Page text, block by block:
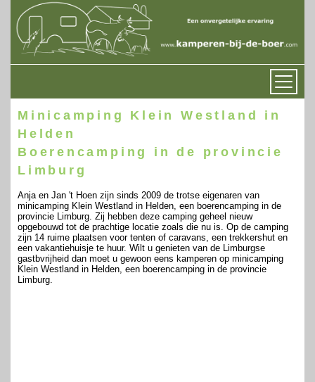
Minicamping Klein Westland in
Helden
Boerencamping in de provincie
Limburg
Anja en Jan 't Hoen zijn sinds 2009 de trotse eigenaren van
minicamping Klein Westland in Helden, een boerencamping in de
provincie Limburg. Zij hebben deze camping geheel nieuw
opgebouwd tot de prachtige locatie zoals die nu is. Op de camping
zijn 14 ruime plaatsen voor tenten of caravans, een trekkershut en
een vakantiehuisje te huur. Wilt u genieten van de Limburgse
gastbvrijheid dan moet u gewoon eens kamperen op minicamping
Klein Westland in Helden, een boerencamping in de provincie
Limburg.